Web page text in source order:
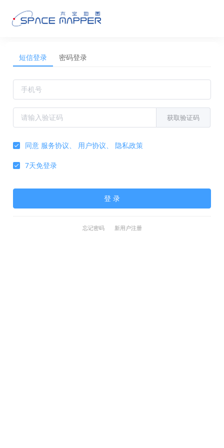
短信登录 密码登录
获取验证码
同意 服务协议、 用户协议、隐私政策
7天免登录
登 录
忘记密码 新用户注册